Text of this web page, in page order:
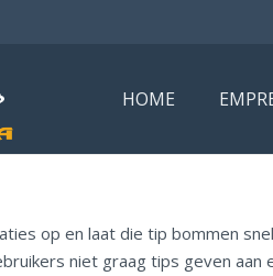
HOME
op en laat die tip bommen
niet graag tips geven aan